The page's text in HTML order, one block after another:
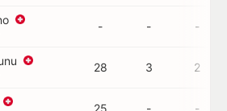
- - -
28 3 2
25 - -